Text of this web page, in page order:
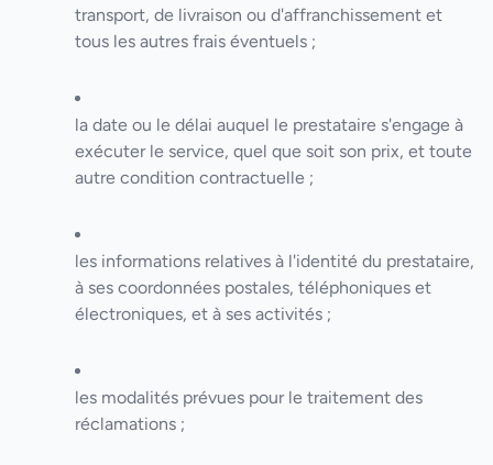
transport, de livraison ou d'affranchissement et
tous les autres frais éventuels ;
la date ou le délai auquel le prestataire s'engage à
exécuter le service, quel que soit son prix, et toute
autre condition contractuelle ;
les informations relatives à l'identité du prestataire,
à ses coordonnées postales, téléphoniques et
électroniques, et à ses activités ;
les modalités prévues pour le traitement des
réclamations ;